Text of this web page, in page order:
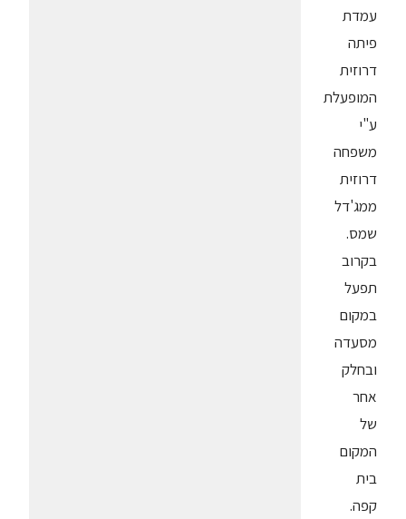
עמדת
פיתה
דרוזית
המופעלת
ע"י
משפחה
דרוזית
ממג'דל
שמס.
בקרוב
תפעל
במקום
מסעדה
ובחלק
אחר
של
המקום
בית
קפה.